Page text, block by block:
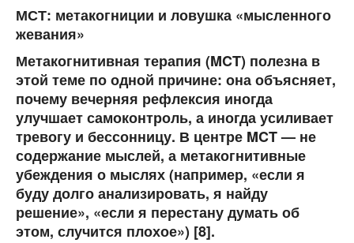
МСТ: метакогниции и ловушка «мысленного
жевания»
Метакогнитивная терапия (MCT) полезна в
этой теме по одной причине: она объясняет,
почему вечерняя рефлексия иногда
улучшает самоконтроль, а иногда усиливает
тревогу и бессонницу. В центре MCT — не
содержание мыслей, а метакогнитивные
убеждения о мыслях (например, «если я
буду долго анализировать, я найду
решение», «если я перестану думать об
этом, случится плохое») [8].